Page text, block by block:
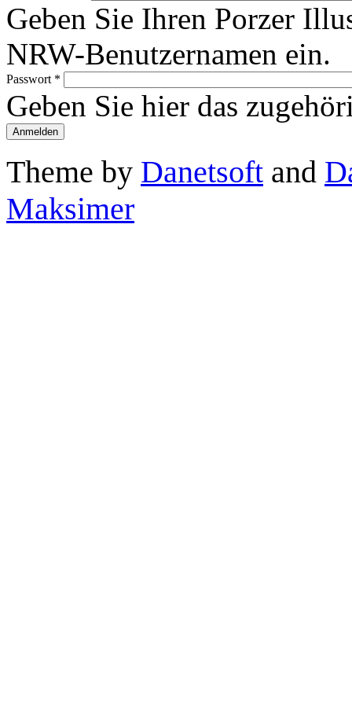
Geben Sie Ihren Porzer
NRW-Benutzernamen ein.
Passwort *
Geben Sie hier das
Theme by Danetsoft and
Maksimer